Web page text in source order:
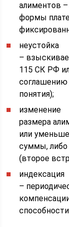
алиментов
формы
неустойка
–
115 СК РФ
соглашению
понятия);
изменение
размера
или
суммы, либо
(второе
индексация
–